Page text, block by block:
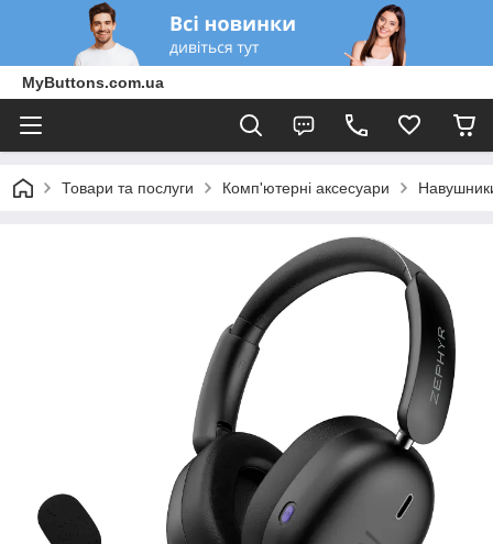
MyButtons.com.ua
Товари та послуги Комп'ютерні аксесуари